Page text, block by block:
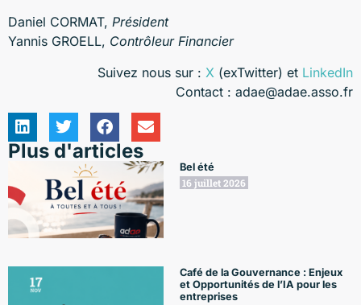
Daniel CORMAT, Président
Yannis GROELL, Contrôleur Financier
Suivez nous sur : X (exTwitter) et LinkedIn
Contact : adae@adae.asso.fr
Plus d'articles
Bel été
16 juillet 2026
Café de la Gouvernance : Enjeux
et Opportunités de l’IA pour les
entreprises